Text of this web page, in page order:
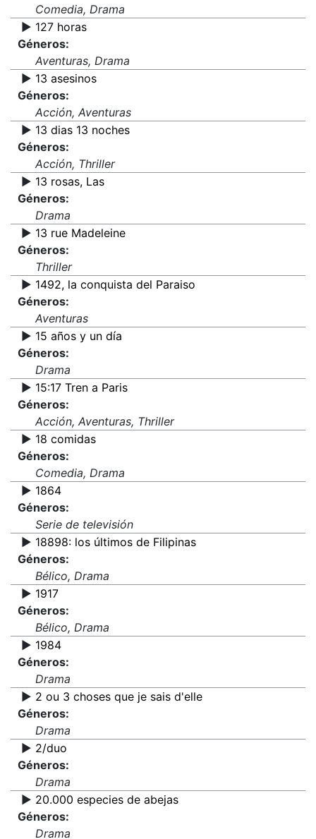
Comedia, Drama
▶️ 127 horas
Géneros:
Aventuras, Drama
▶️ 13 asesinos
Géneros:
Acción, Aventuras
▶️ 13 dias 13 noches
Géneros:
Acción, Thriller
▶️ 13 rosas, Las
Géneros:
Drama
▶️ 13 rue Madeleine
Géneros:
Thriller
▶️ 1492, la conquista del Paraiso
Géneros:
Aventuras
▶️ 15 años y un día
Géneros:
Drama
▶️ 15:17 Tren a Paris
Géneros:
Acción, Aventuras, Thriller
▶️ 18 comidas
Géneros:
Comedia, Drama
▶️ 1864
Géneros:
Serie de televisión
▶️ 18898: los últimos de Filipinas
Géneros:
Bélico, Drama
▶️ 1917
Géneros:
Bélico, Drama
▶️ 1984
Géneros:
Drama
▶️ 2 ou 3 choses que je sais d'elle
Géneros:
Drama
▶️ 2/duo
Géneros:
Drama
▶️ 20.000 especies de abejas
Géneros:
Drama